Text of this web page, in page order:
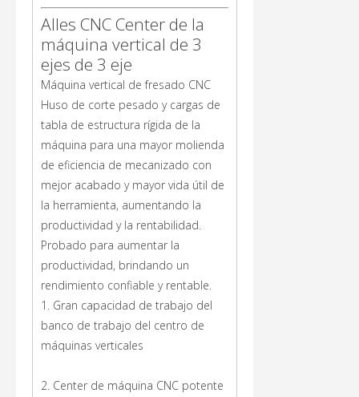
Alles CNC Center de la
máquina vertical de 3
ejes de 3 eje
Máquina vertical de fresado CNC
Huso de corte pesado y cargas de
tabla de estructura rígida de la
máquina para una mayor molienda
de eficiencia de mecanizado con
mejor acabado y mayor vida útil de
la herramienta, aumentando la
productividad y la rentabilidad.
Probado para aumentar la
productividad, brindando un
rendimiento confiable y rentable.
1. Gran capacidad de trabajo del
banco de trabajo del centro de
máquinas verticales
2. Center de máquina CNC potente